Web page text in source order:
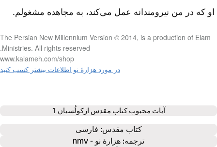
او که در من نیرومندانه عمل می‌کند، به مجاهده مشغولم.
The Persian New Millennium Version © 2014, is a production of Elam
Ministries. All rights reserved.
www.kalameh.com/shop
در مورد هزارۀ نو اطلاعات بیشتر کسب کنید
آیات محبوب کتاب مقدس ازکولُسیان 1
كتاب‌ مقدس:
فارسی
ترجمه: هزارۀ نو - nmv